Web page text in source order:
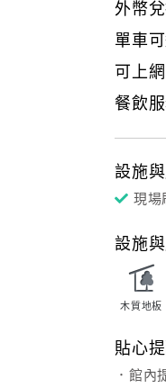
外幣兌
單車
可上網
餐飲服
設施與
現場
設施與
木質地板
貼心提
．館內